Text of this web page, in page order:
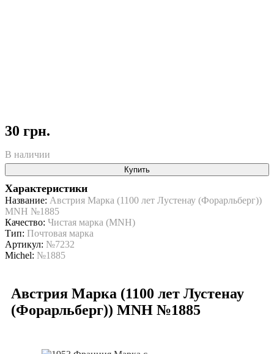
30 грн.
В наличии
Купить
Характеристики
Название: Австрия Марка (1100 лет Лустенау (Форарльберг))
MNH №1885
Качество: Чистая марка (MNH)
Тип: Почтовая марка
Артикул: №7232
Michel: №1885
Австрия Марка (1100 лет Лустенау
(Форарльберг)) MNH №1885